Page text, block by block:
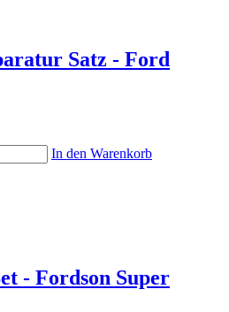
Satz - Ford
In den Warenkorb
- Fordson Super